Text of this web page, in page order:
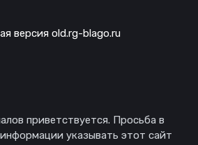
версия old.rg-blago.ru
приветствуется. Просьба в
указывать этот сайт